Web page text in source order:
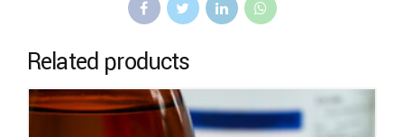
Related products